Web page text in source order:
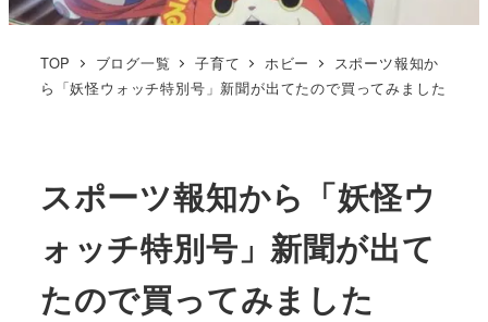
TOP ブログ一覧 子育て ホビー
スポーツ報知か
ら「妖怪ウォッチ特別号」新聞が出てたので買ってみました
スポーツ報知から「妖怪ウ
ォッチ特別号」新聞が出て
たので買ってみました